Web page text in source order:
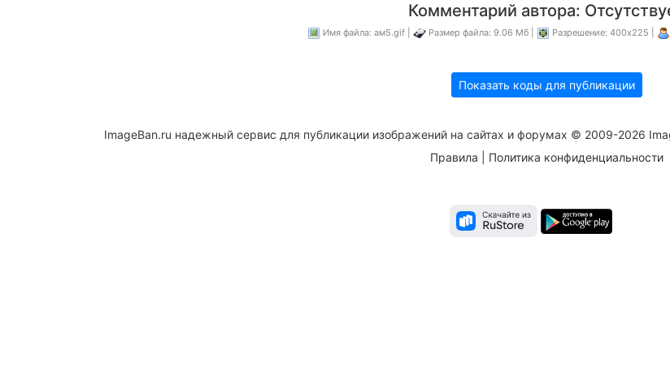
Комментарий автора:
Имя файла: ам5.gif | Размер файла: 9.06 Мб | Разрешение: 400x225 |
Показать коды для публикации
ImageBan.ru надежный сервис для публикации изображений на сайтах и форумах © 2009-2026
Правила
Политика конфиденциальности